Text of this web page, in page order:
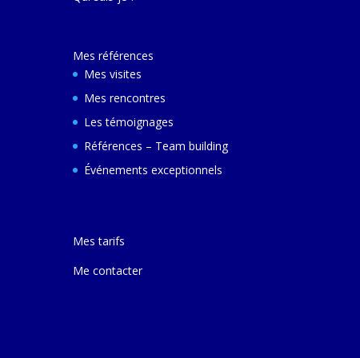
Mes références
Mes visites
Mes rencontres
Les témoignages
Références – Team building
Événements exceptionnels
Mes tarifs
Me contacter